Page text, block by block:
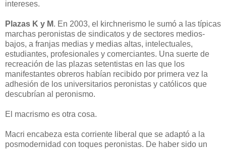
intereses.
Plazas K y M. En 2003, el kirchnerismo le sumó a las típicas
marchas peronistas de sindicatos y de sectores medios-
bajos, a franjas medias y medias altas, intelectuales,
estudiantes, profesionales y comerciantes. Una suerte de
recreación de las plazas setentistas en las que los
manifestantes obreros habían recibido por primera vez la
adhesión de los universitarios peronistas y católicos que
descubrían al peronismo.
El macrismo es otra cosa.
Macri encabeza esta corriente liberal que se adaptó a la
posmodernidad con toques peronistas. De haber sido un